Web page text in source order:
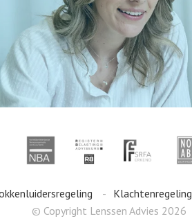
Klachtenregeling
© Copyright Lenssen Advies 2026